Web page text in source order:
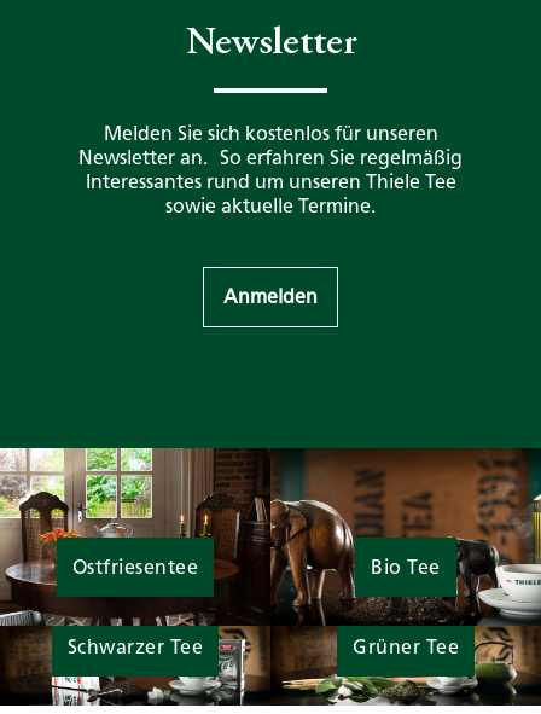
Newsletter
Melden Sie sich kostenlos für unseren
Newsletter an. So erfahren Sie regelmäßig
Interessantes rund um unseren Thiele Tee
sowie aktuelle Termine.
Anmelden
Ostfriesentee Bio Tee
Schwarzer Tee Grüner Tee